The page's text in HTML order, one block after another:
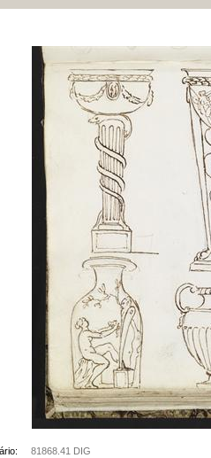
81868.41 DIG